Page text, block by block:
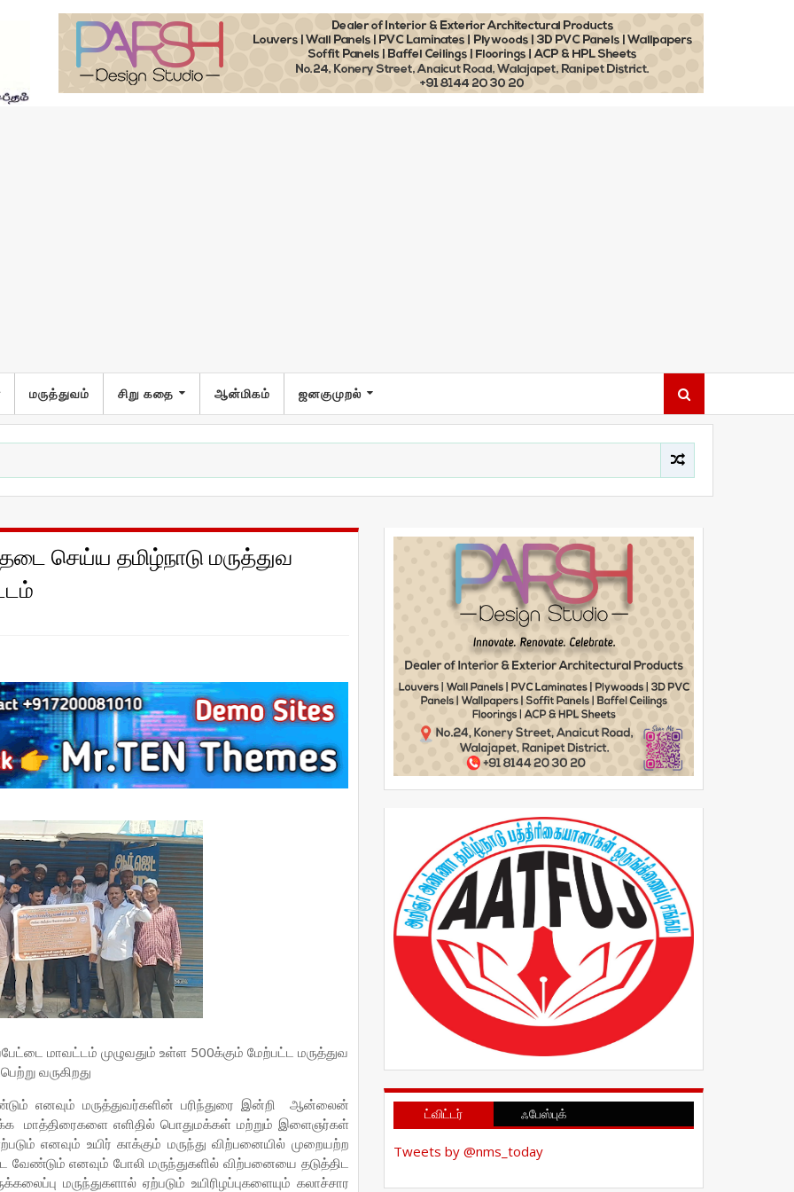
மருத்துவம் சிறு கதை ஆன்மிகம் ஜனகுமுறல்
செய்ய தமிழ்நாடு மருத்துவ
மாவட்டம் முழுவதும் உள்ள 500க்கும் மேற்பட்ட மருத்துவ
வருகிறது
எனவும் மருத்துவர்களின் பரிந்துரை இன்றி ஆன்லைன்
மாத்திரைகளை எளிதில் பொதுமக்கள் மற்றும் இளைஞர்கள்
எனவும் உயிர் காக்கும் மருந்து விற்பனையில் முறையற்ற
வேண்டும் எனவும் போலி மருந்துகளில் விற்பனையை தடுத்திட
மருந்துகளால் ஏற்படும் உயிரிழப்புகளையும் கலாச்சார
ட்விட்டர் ஃபேஸ்புக்
Tweets by @nms_today